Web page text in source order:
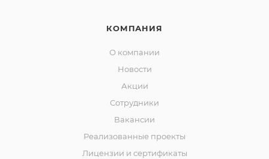
КОМПАНИЯ
О компании
Новости
Акции
Сотрудники
Вакансии
Реализованные проекты
Лицензии и сертификаты